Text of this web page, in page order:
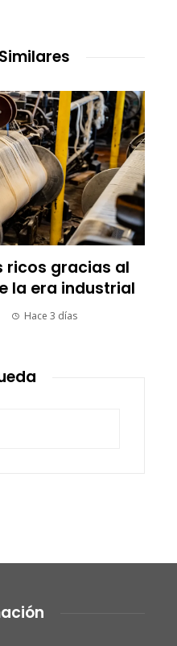
alcanzaron los
valor bursátil